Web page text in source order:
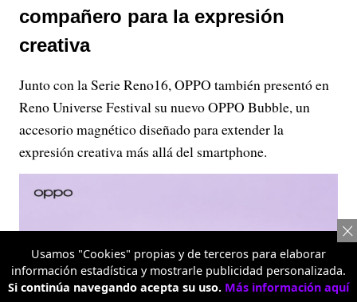
compañero para la expresión
creativa
Junto con la Serie Reno16, OPPO también presentó en
Reno Universe Festival su nuevo OPPO Bubble, un
accesorio magnético diseñado para extender la
expresión creativa más allá del smartphone.
Usamos "Cookies" propias y de terceros para elaborar
información estadística y mostrarle publicidad personalizada.
Si continúa navegando acepta su uso. Más información aquí